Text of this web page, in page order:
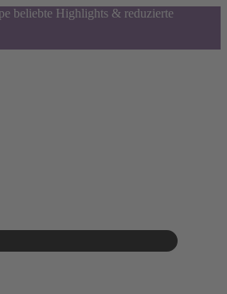
beliebte Highlights & reduzierte